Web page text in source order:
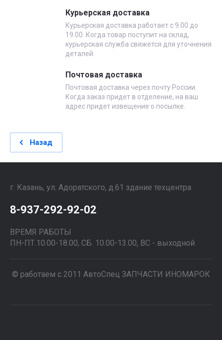
Курьерская доставка
Курьерская доставка работает с 9.00 до
19.00. Когда товар поступит на склад,
курьерская служба свяжется для уточнения
деталей.
Почтовая доставка
Почтовая доставка через почту России.
Когда заказ придет в отделение, на ваш
адрес придет извещение о посылке.
Назад
г. Казань, ул. Адоратского, д.61 здание техцентра
8-937-292-92-02
ВРЕМЯ РАБОТЫ
ПН-ПТ.10.00-18.00, СБ. 10.00-13.00, ВС - выходной
© работаем с 2011 АвтоСпец ЗАПЧАСТИ ИНОМАРОК